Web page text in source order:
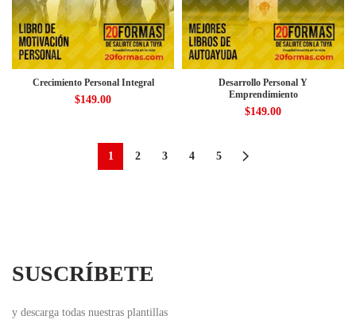
Crecimiento Personal Integral
$149.00
Desarrollo Personal Y
Emprendimiento
$149.00
1 2 3 4 5
SUSCRÍBETE
y descarga todas nuestras plantillas